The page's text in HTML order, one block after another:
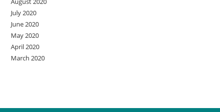
July 2020
June 2020
May 2020
April 2020
March 2020